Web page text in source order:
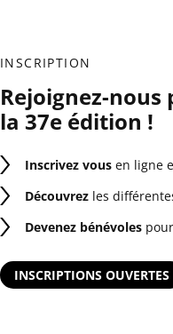
INSCRIPTION
Rejoignez-nous
la 37e édition !
Inscrivez vous en ligne
Découvrez les
Devenez bénévoles
INSCRIPTIONS OUVERTES